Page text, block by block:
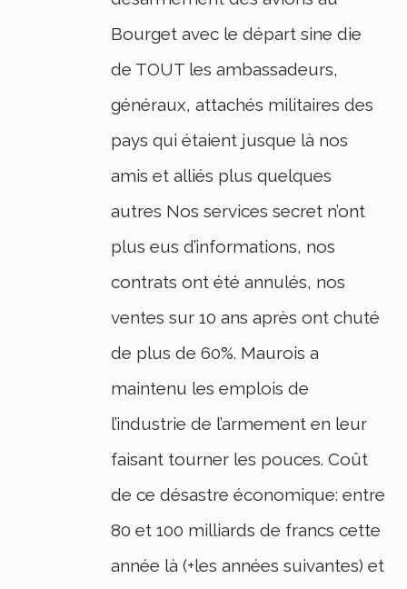
Bourget avec le départ sine die
de TOUT les ambassadeurs,
généraux, attachés militaires des
pays qui étaient jusque là nos
amis et alliés plus quelques
autres Nos services secret n’ont
plus eus d’informations, nos
contrats ont été annulés, nos
ventes sur 10 ans après ont chuté
de plus de 60%. Maurois a
maintenu les emplois de
l’industrie de l’armement en leur
faisant tourner les pouces. Coût
de ce désastre économique: entre
80 et 100 milliards de francs cette
année là (+les années suivantes) et